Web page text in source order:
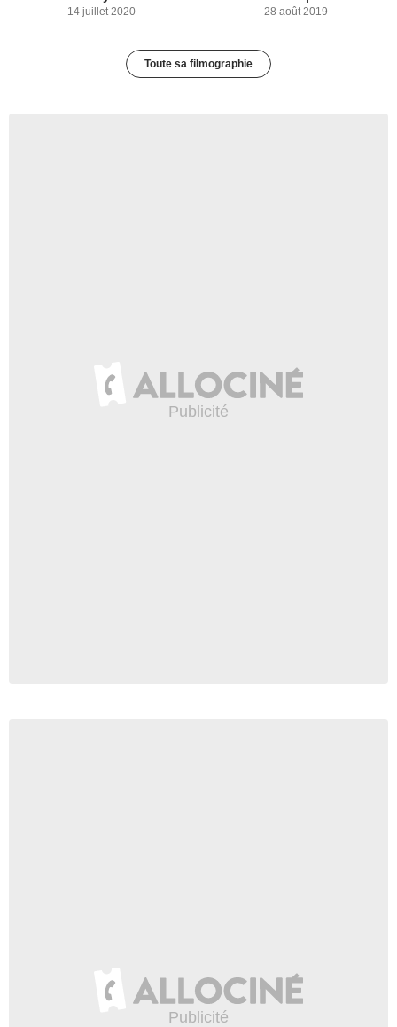
14 juillet 2020 28 août 2019
Toute sa filmographie